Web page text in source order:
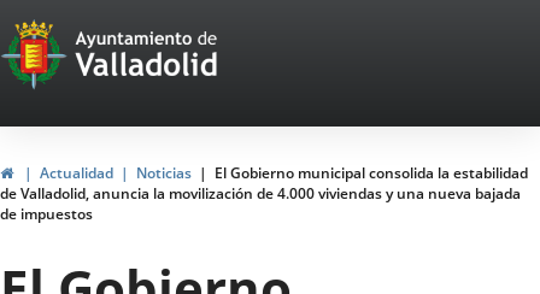
Portal
Web
del
Ayuntamiento
de
Valladolid
InicioActualidad Noticias
El Gobierno municipal consolida la estabilidad
de Valladolid, anuncia la movilización de 4.000 viviendas y una nueva bajada
de impuestos